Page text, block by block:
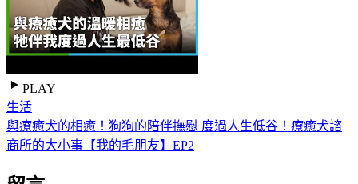
PLAY
生活
與療癒犬的相癒！狗狗的陪伴撫慰 度過人生低谷！療癒犬諮
商所的大小事【我的毛朋友】EP2